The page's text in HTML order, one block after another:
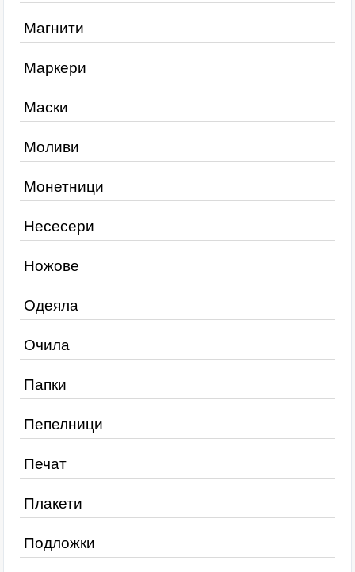
Магнити
Маркери
Маски
Моливи
Монетници
Несесери
Ножове
Одеяла
Очила
Папки
Пепелници
Печат
Плакети
Подложки